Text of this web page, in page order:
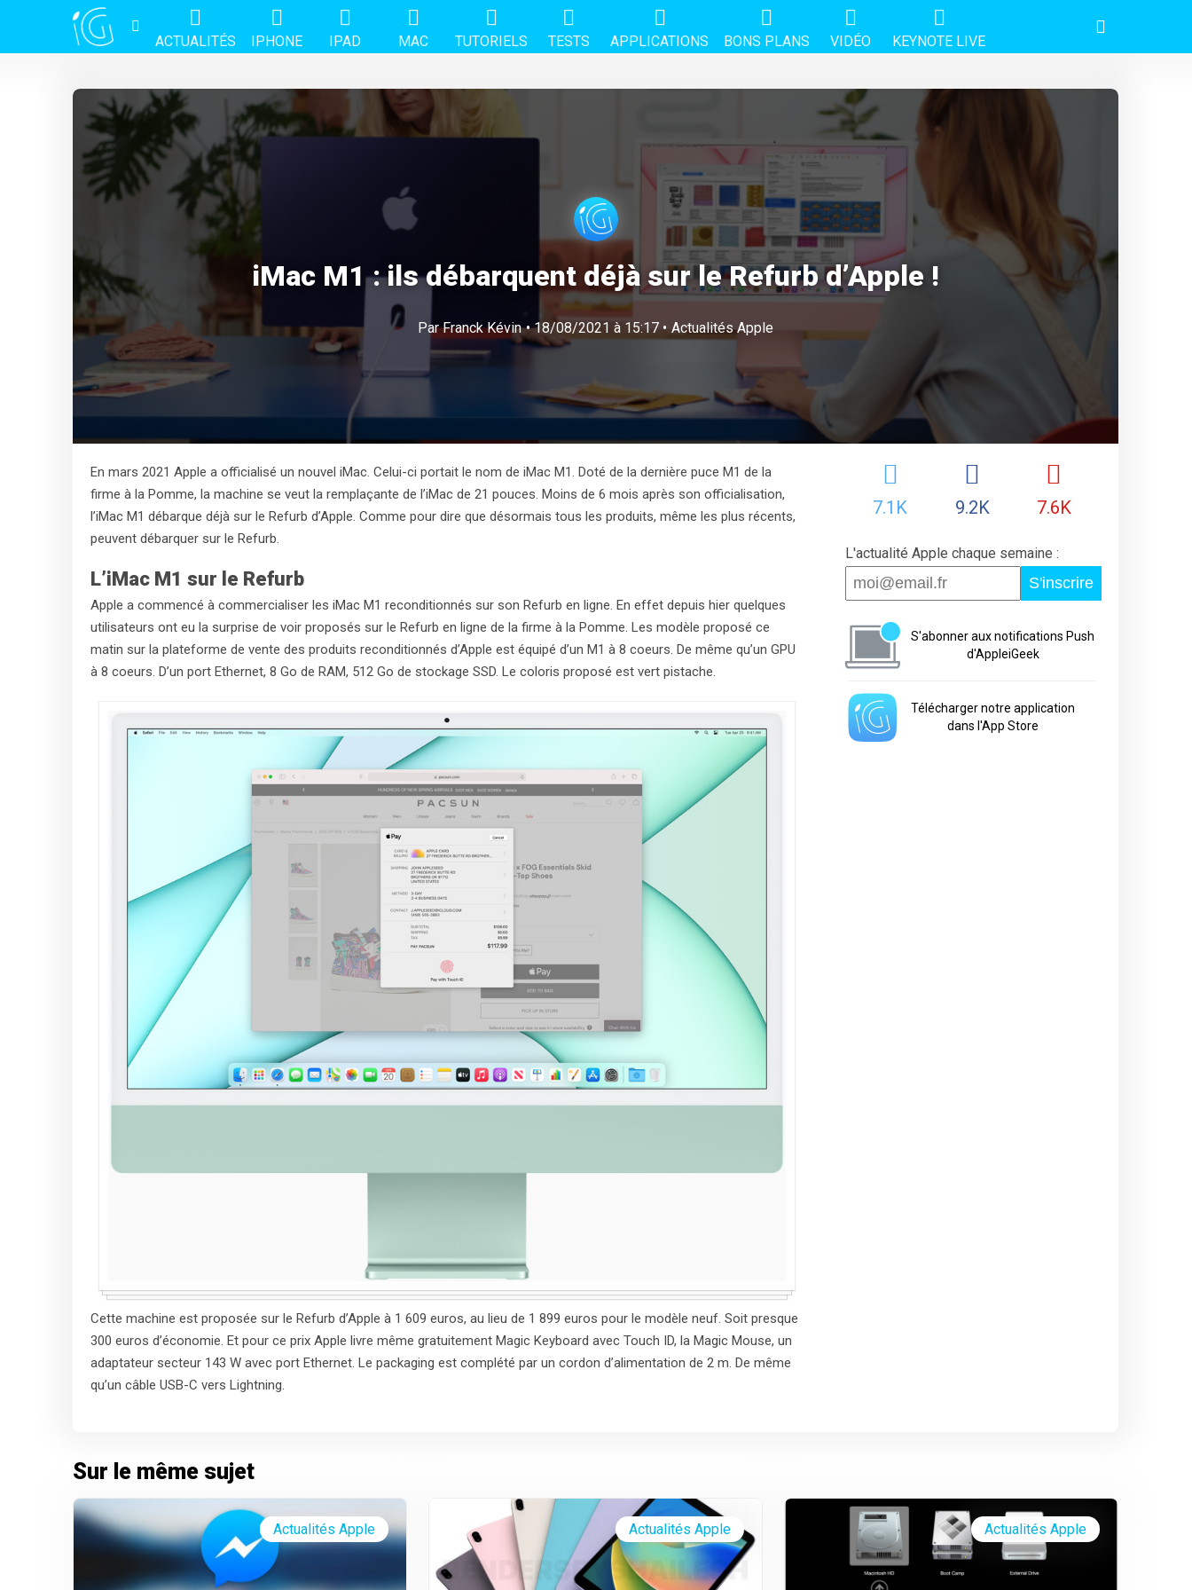
ACTUALITÉS IPHONE IPAD MAC TUTORIELS TESTS APPLICATIONS BONS PLANS VIDÉO KEYNOTE LIVE
iMac M1 : ils débarquent déjà sur le Refurb d’Apple !
ParFranck Kévin • 18/08/2021 à 15:17 • Actualités Apple
En mars 2021 Apple a officialisé un nouvel iMac. Celui-ci portait le nom de iMac M1. Doté de la dernière puce M1 de la
firme à la Pomme, la machine se veut la remplaçante de l’iMac de 21 pouces. Moins de 6 mois après son officialisation,
l’iMac M1 débarque déjà sur le Refurb d’Apple. Comme pour dire que désormais tous les produits, même les plus récents,
peuvent débarquer sur le Refurb.
L’iMac M1 sur le Refurb
Apple a commencé à commercialiser les iMac M1 reconditionnés sur son Refurb en ligne. En effet depuis hier quelques
utilisateurs ont eu la surprise de voir proposés sur le Refurb en ligne de la firme à la Pomme. Les modèle proposé ce
matin sur la plateforme de vente des produits reconditionnés d’Apple est équipé d’un M1 à 8 coeurs. De même qu’un GPU
à 8 coeurs. D’un port Ethernet, 8 Go de RAM, 512 Go de stockage SSD. Le coloris proposé est vert pistache.
Cette machine est proposée sur le Refurb d’Apple à 1 609 euros, au lieu de 1 899 euros pour le modèle neuf. Soit presque
300 euros d’économie. Et pour ce prix Apple livre même gratuitement Magic Keyboard avec Touch ID, la Magic Mouse, un
adaptateur secteur 143 W avec port Ethernet. Le packaging est complété par un cordon d’alimentation de 2 m. De même
qu’un câble USB-C vers Lightning.
7.1K 9.2K 7.6K
L'actualité Apple chaque semaine :
S'inscrire
S'abonner aux notifications Push
d'AppleiGeek
Télécharger notre application
dans l'App Store
Sur le même sujet
Actualités Apple Actualités Apple Actualités Apple